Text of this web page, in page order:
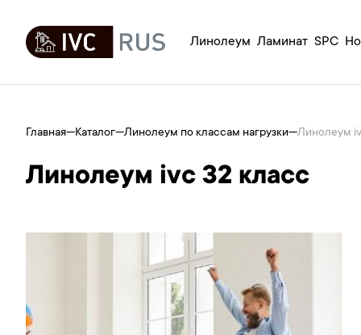
Линолеум Ламинат SPC
Главная—Каталог—Линолеум по классам нагрузки—Линолеум
Линолеум ivc 32 класс